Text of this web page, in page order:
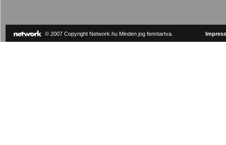
© 2007 Copyright Network.hu Minden jog fenntartva.